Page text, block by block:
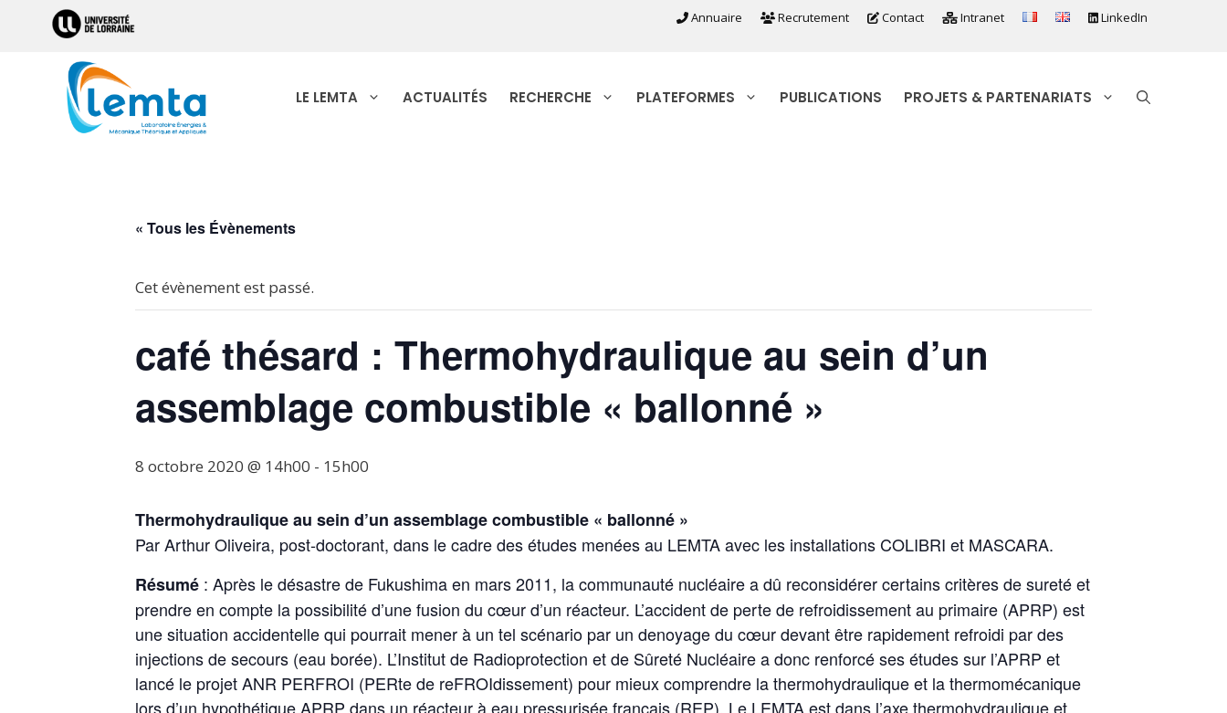
Annuaire Recrutement Contact Intranet LinkedIn
LE LEMTA ACTUALITÉS RECHERCHE PLATEFORMES PUBLICATIONS PROJETS & PARTENARIATS
« Tous les Évènements
Cet évènement est passé.
café thésard : Thermohydraulique au sein d’un
assemblage combustible « ballonné »
8 octobre 2020 @ 14h00 - 15h00
Thermohydraulique au sein d’un assemblage combustible « ballonné »
Par Arthur Oliveira, post-doctorant, dans le cadre des études menées au LEMTA avec les installations COLIBRI et MASCARA.
Résumé : Après le désastre de Fukushima en mars 2011, la communauté nucléaire a dû reconsidérer certains critères de sureté et
prendre en compte la possibilité d’une fusion du cœur d’un réacteur. L’accident de perte de refroidissement au primaire (APRP) est
une situation accidentelle qui pourrait mener à un tel scénario par un denoyage du cœur devant être rapidement refroidi par des
injections de secours (eau borée). L’Institut de Radioprotection et de Sûreté Nucléaire a donc renforcé ses études sur l’APRP et
lancé le projet ANR PERFROI (PERte de reFROIdissement) pour mieux comprendre la thermohydraulique et la thermomécanique
lors d’un hypothétique APRP dans un réacteur à eau pressurisée français (REP). Le LEMTA est dans l’axe thermohydraulique et